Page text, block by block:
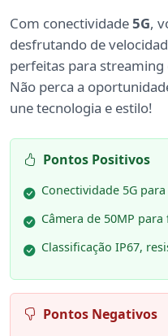
Com conectividade5G,
desfrutando de
perfeitas para
Não perca a
une tecnologia e estilo!
Pontos Positivos
Conectividade 5G
Câmera de 50MP
Classificação IP67,
Pontos Negativos